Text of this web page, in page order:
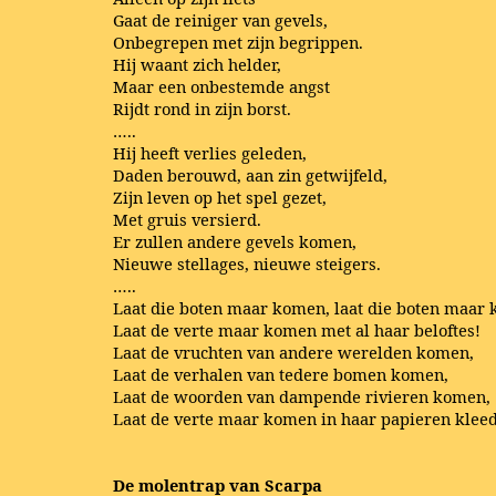
Gaat de reiniger van gevels,
Onbegrepen met zijn begrippen.
Hij waant zich helder,
Maar een onbestemde angst
Rijdt rond in zijn borst.
…..
Hij heeft verlies geleden,
Daden berouwd, aan zin getwijfeld,
Zijn leven op het spel gezet,
Met gruis versierd.
Er zullen andere gevels komen,
Nieuwe stellages, nieuwe steigers.
…..
Laat die boten maar komen, laat die boten maar
Laat de verte maar komen met al haar beloftes!
Laat de vruchten van andere werelden komen,
Laat de verhalen van tedere bomen komen,
Laat de woorden van dampende rivieren komen,
Laat de verte maar komen in haar papieren
De molentrap van Scarpa